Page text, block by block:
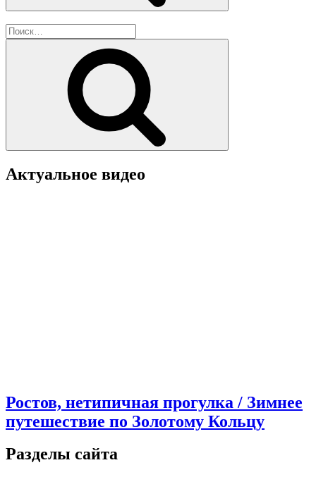
Искать:
Актуальное видео
Ростов, нетипичная прогулка / Зимнее
путешествие по Золотому Кольцу
Разделы сайта